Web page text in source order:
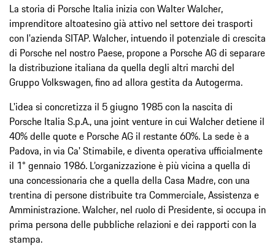
La storia di Porsche Italia inizia con Walter Walcher,
imprenditore altoatesino già attivo nel settore dei trasporti
con l'azienda SITAP. Walcher, intuendo il potenziale di crescita
di Porsche nel nostro Paese, propone a Porsche AG di separare
la distribuzione italiana da quella degli altri marchi del
Gruppo Volkswagen, fino ad allora gestita da Autogerma.
L'idea si concretizza il 5 giugno 1985 con la nascita di
Porsche Italia S.p.A., una joint venture in cui Walcher detiene il
40% delle quote e Porsche AG il restante 60%. La sede è a
Padova, in via Ca' Stimabile, e diventa operativa ufficialmente
il 1° gennaio 1986. L’organizzazione è più vicina a quella di
una concessionaria che a quella della Casa Madre, con una
trentina di persone distribuite tra Commerciale, Assistenza e
Amministrazione. Walcher, nel ruolo di Presidente, si occupa in
prima persona delle pubbliche relazioni e dei rapporti con la
stampa.